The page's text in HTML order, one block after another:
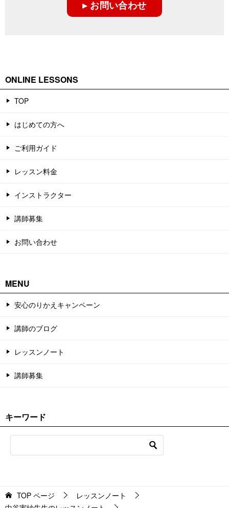
▸ お問い合わせ
ONLINE LESSONS
TOP
はじめての方へ
ご利用ガイド
レッスン料金
インストラクター
講師募集
お問い合わせ
MENU
安心のりかえキャンペーン
講師のブログ
レッスンノート
講師募集
キーワード
TOP ページ
レッスンノート